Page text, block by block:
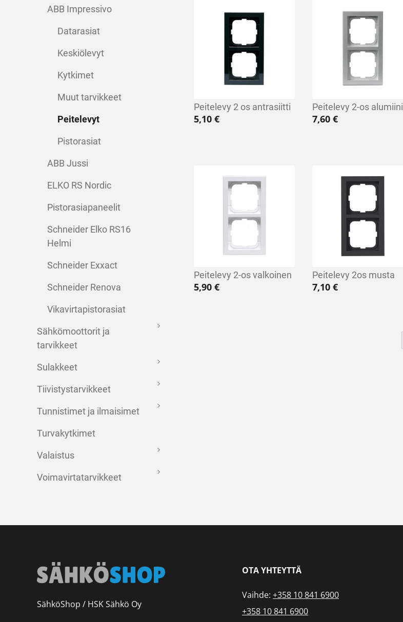
ABB Impressivo
Datarasiat
Keskiölevyt
Kytkimet
Muut tarvikkeet
Peitelevyt
Pistorasiat
ABB Jussi
ELKO RS Nordic
Pistorasiapaneelit
Schneider Elko RS16
Helmi
Schneider Exxact
Schneider Renova
Vikavirtapistorasiat
Sähkömoottorit ja
tarvikkeet
Sulakkeet
Tiivistystarvikkeet
Tunnistimet ja ilmaisimet
Turvakytkimet
Valaistus
Voimavirtatarvikkeet
Peitelevy 2 os antrasiitti
5,10 €
Peitelevy 2-os alumiini
7,60€
Peitelevy 2-os valkoinen
5,90 €
Peitelevy 2os musta
7,10€
SähköShop / HSK Sähkö Oy
OTA YHTEYTTÄ
Vaihde: +358 10 841 6900
+358 10 841 6900